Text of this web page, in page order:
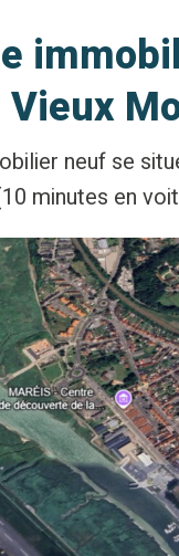
neuf se
minutes en